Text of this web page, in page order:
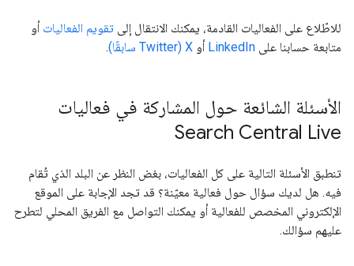
للاطّلاع على الفعاليات القادمة، يمكنك الانتقال إلى تقويم الفعاليات أو
متابعة حسابنا على LinkedIn أو X ‏(Twitter سابقًا) .
الأسئلة الشائعة حول المشاركة في فعاليات
Search Central Live
تنطبق الأسئلة التالية على كل الفعاليات، بغض النظر عن البلد الذي تُقام
فيه. هل لديك سؤال حول فعالية معيّنة؟ قد تجد الإجابة على الموقع
الإلكتروني المخصص للفعالية أو يمكنك التواصل مع الفريق المحلي لتطرح
عليهم سؤالك.